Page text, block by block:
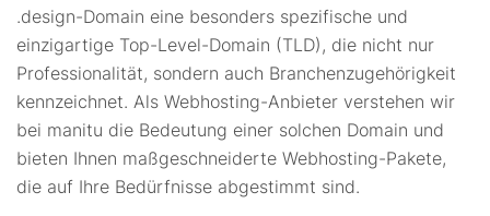
.design-Domain eine besonders spezifische und
einzigartige Top-Level-Domain (TLD), die nicht nur
Professionalität, sondern auch Branchenzugehörigkeit
kennzeichnet. Als Webhosting-Anbieter verstehen wir
bei manitu die Bedeutung einer solchen Domain und
bieten Ihnen maßgeschneiderte Webhosting-Pakete,
die auf Ihre Bedürfnisse abgestimmt sind.